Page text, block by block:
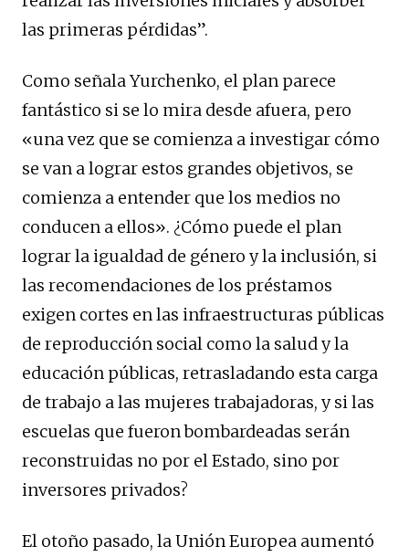
las primeras pérdidas”.
Como señala Yurchenko, el plan parece
fantástico si se lo mira desde afuera, pero
«una vez que se comienza a investigar cómo
se van a lograr estos grandes objetivos, se
comienza a entender que los medios no
conducen a ellos». ¿Cómo puede el plan
lograr la igualdad de género y la inclusión, si
las recomendaciones de los préstamos
exigen cortes en las infraestructuras públicas
de reproducción social como la salud y la
educación públicas, retrasladando esta carga
de trabajo a las mujeres trabajadoras, y si las
escuelas que fueron bombardeadas serán
reconstruidas no por el Estado, sino por
inversores privados?
El otoño pasado, la Unión Europea aumentó